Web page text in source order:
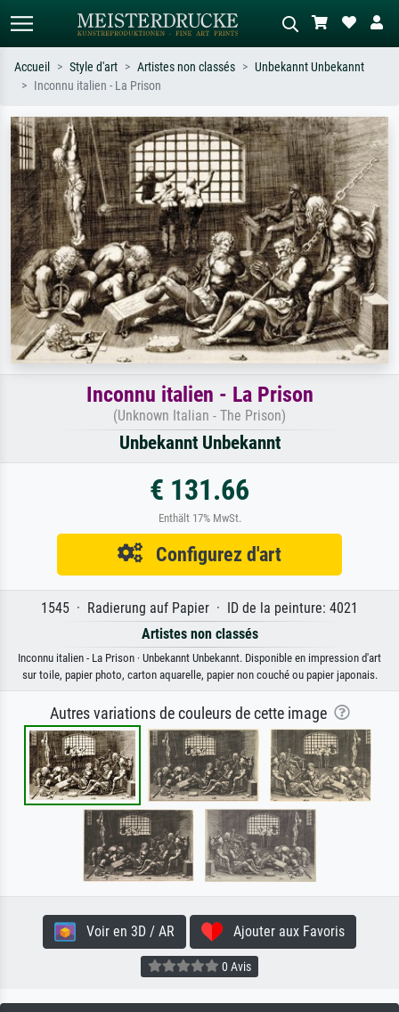
Recherchez par artiste, titre ou style –
ex. Monet, Nuit étoilée,
impressionnisme, vague de Hokusai,
nu.
Décrivez la scène – ex. prairie verte,
abstrait avec beaucoup de rouge,
tableau sombre, nu debout près d'un
arbre.
Accueil Style d'art Artistes non classés
Unbekannt Unbekannt
Inconnu italien - La Prison
Inconnu italien - La Prison
(Unknown Italian - The Prison)
Unbekannt Unbekannt
€ 131.66
Enthält 17% MwSt.
Configurez d'art
1545 · Radierung auf Papier · ID de la peinture: 4021
Artistes non classés
Inconnu italien - La Prison · Unbekannt Unbekannt. Disponible en impression d'art
sur toile, papier photo, carton aquarelle, papier non couché ou papier japonais.
Autres variations de couleurs de cette image
Voir en 3D / AR Ajouter aux Favoris
0 Avis